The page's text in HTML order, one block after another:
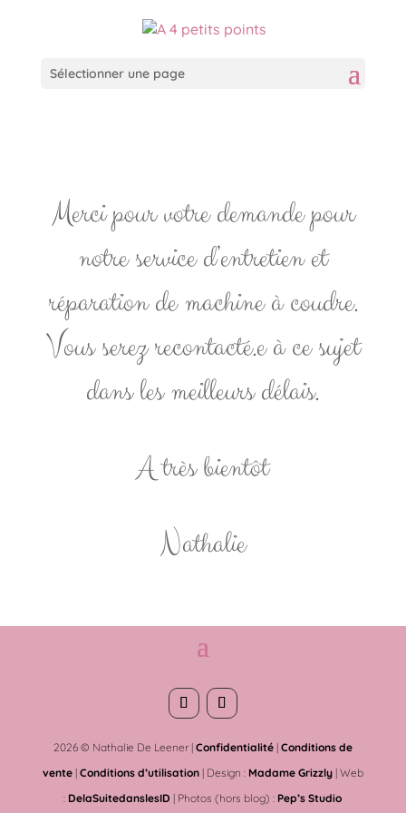
Sélectionner une page
Merci pour votre demande pour
notre service d’entretien et
réparation de machine à coudre.
Vous serez recontacté.e à ce sujet
dans les meilleurs délais.
A très bientôt
Nathalie
2026 © Nathalie De Leener | Confidentialité| Conditions de
vente| Conditions d’utilisation| Design : Madame Grizzly| Web
: DelaSuitedanslesID | Photos (hors blog) : Pep’s Studio